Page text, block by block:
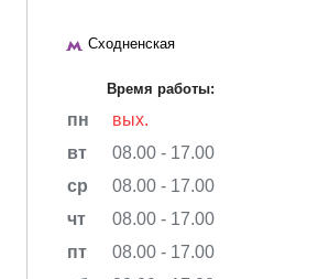
Сходненская
Время работы:
пн
вых.
вт
08.00 - 17.00
ср
08.00 - 17.00
чт
08.00 - 17.00
пт
08.00 - 17.00